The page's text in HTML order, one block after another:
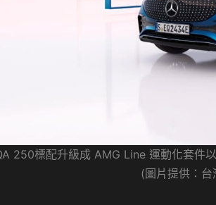
250標配升級成 AMG Line 運動化套件
(圖片提供：台